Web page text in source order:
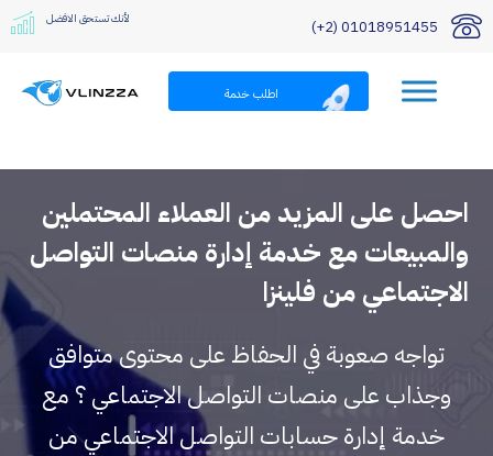
01018951455 (2+) لأنك تستحق الافضل
اطلب خدمة
احصل على المزيد من العملاء المحتملين
والمبيعات مع خدمة إدارة منصات التواصل
الاجتماعي من فلينزا
تواجه صعوبة في الحفاظ على محتوى متوافق
وجذاب على منصات التواصل الاجتماعي ؟ مع
خدمة إدارة حسابات التواصل الاجتماعي من